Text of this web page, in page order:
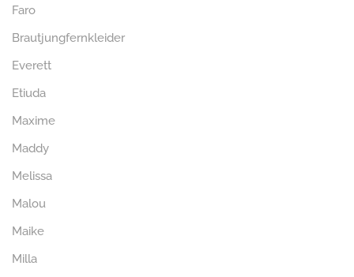
Faro
Brautjungfernkleider
Everett
Etiuda
Maxime
Maddy
Melissa
Malou
Maike
Milla